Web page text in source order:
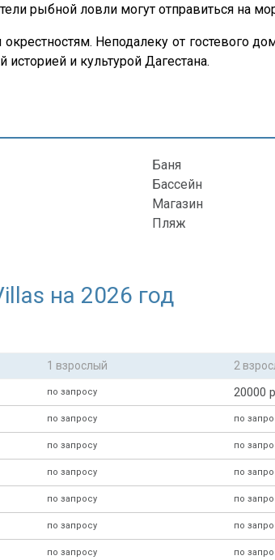
рыбной ловли могут отправиться на
Неподалеку от гостевого
и культурой Дагестана.
Баня
Бассейн
Магазин
Пляж
на 2026 год
1 взрослый 2
по запросу 20000
по запросу по
по запросу по
по запросу по
по запросу по
по запросу по
по запросу по